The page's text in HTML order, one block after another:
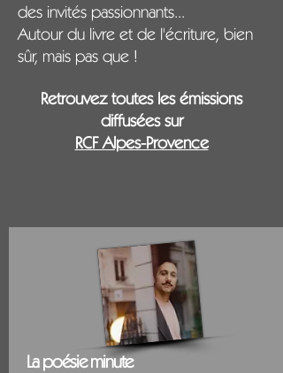
des invités passionnants...
Autour du livre et de l'écriture, bien
sûr, mais pas que !
Retrouvez toutes les émissions
diffusées sur
RCF Alpes-Provence
La poésie minute